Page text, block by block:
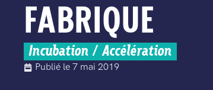
FABRIQUE
Incubation / Accélération
Publié le7 mai 2019